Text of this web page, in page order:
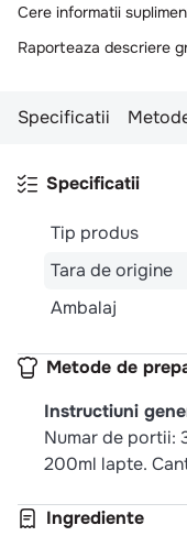
10
Cere informatii
Raporteaza descriere
Specificatii
Specificatii
Tip produs
Tara de origine
Ambalaj
Metode de
Instructiuni
Numar de portii:
200ml lapte.
Ingrediente